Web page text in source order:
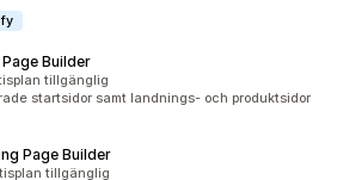
Builder
tillgänglig
startsidor samt landnings- och produktsidor
Page Builder
tillgänglig